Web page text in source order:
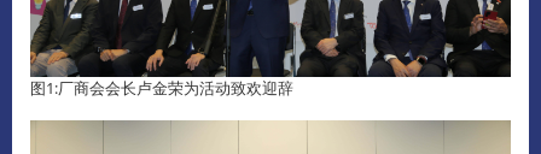
图1:厂商会会长卢金荣为活动致欢迎辞